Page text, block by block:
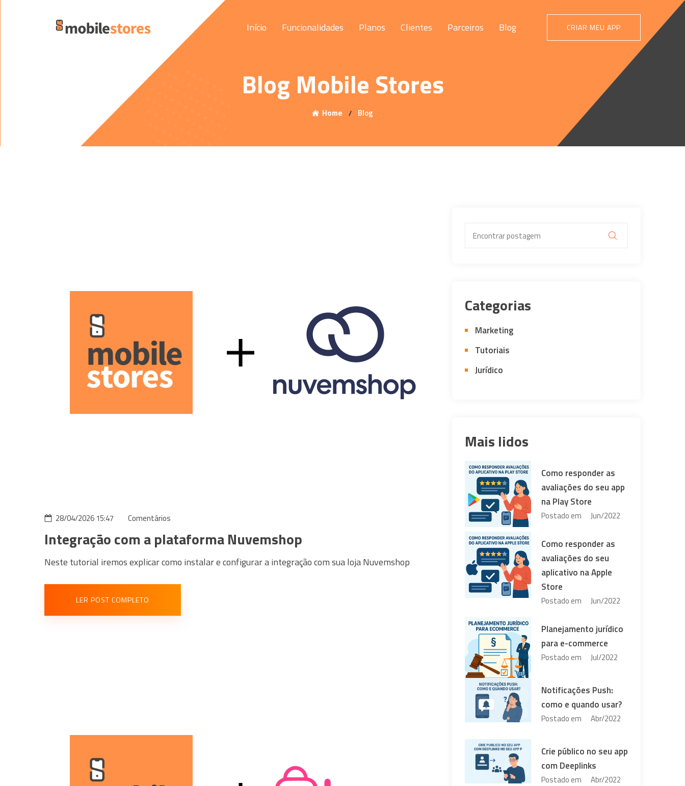
Início Funcionalidades Planos Clientes Parceiros Blog CRIAR MEU APP
Blog Mobile Stores
Home Blog
28/04/2026 15:47 Comentários
Integração com a plataforma Nuvemshop
Neste tutorial iremos explicar como instalar e configurar a integração com sua loja Nuvemshop
LER POST COMPLETO
Categorias
Marketing
Tutoriais
Jurídico
Mais lidos
Como responder as
avaliações do seu app
na Play Store
Postado em Jun/2022
Como responder as
avaliações do seu
aplicativo na Apple
Store
Postado em Jun/2022
Planejamento jurídico
para e-commerce
Postado em Jul/2022
Notificações Push:
como e quando usar?
Postado em Abr/2022
Crie público no seu app
com Deeplinks
Postado em Abr/2022